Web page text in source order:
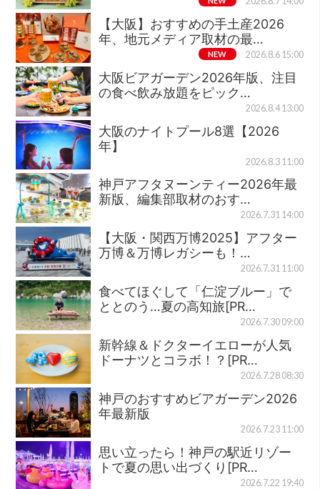
【大阪】おすすめの手土産2026
年、地元メディア取材の最…
NEW 2026.8.6 15:00
大阪ビアガーデン2026年版、注目
の食べ飲み放題をピック…
2026.8.4 13:00
大阪のナイトプール8選【2026
年】
2026.8.3 11:00
神戸アフタヌーンティー2026年最
新版、編集部取材のおす…
2026.7.31 14:00
【大阪・関西万博2025】アフター
万博＆万博レガシーも！…
2026.7.31 11:00
食べてほぐして「仁淀ブルー」で
ととのう…夏の高知旅[PR…
2026.7.30 09:00
新幹線＆ドクターイエローが人気
ドーナツとコラボ！？[PR…
2026.7.28 08:30
神戸のおすすめビアガーデン2026
年最新版
2026.7.23 11:00
思い立ったら！神戸の駅近リゾー
トで夏の思い出づくり[PR…
2026.7.22 19:40